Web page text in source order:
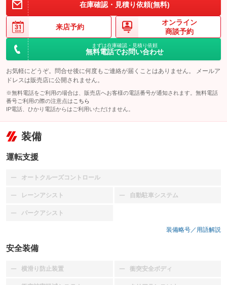
在庫確認・見積り依頼(無料)
来店予約
オンライン
商談予約
まずは在庫確認・見積り依頼
無料電話でお問い合わせ
お気軽にどうぞ。問合せ後に何度もご連絡が届くことはありません。 メールア
ドレスは販売店に公開されません。
※無料電話をご利用の場合は、販売店へお客様の電話番号が通知されます。無料電話
番号ご利用の際の注意点は こちら
IP電話、ひかり電話からはご利用いただけません。
装備
運転支援
オートクルーズコントロール
：装備なし
レーンアシスト
：装備なし 自動駐車システム
：装備なし
パークアシスト
：装備なし
装備略号／用語解説
安全装備
横滑り防止装置
：装備なし 衝突安全ボディ
：装備なし